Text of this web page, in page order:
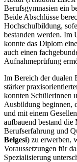
Berufsgymnasien ein
Beide Abschlüsse
Hochschulbildung,
bestanden werden. Im
konnte das Diplom
auch einen
Aufnahmeprüfung
Im Bereich der dualen
stärker
konnten Schülerinnen
Ausbildung beginnen,
und mit einem
aufbauend bestand
Berufserfahrung und
Belgesi) zu erwerben,
Voraussetzungen für
Spezialisierung